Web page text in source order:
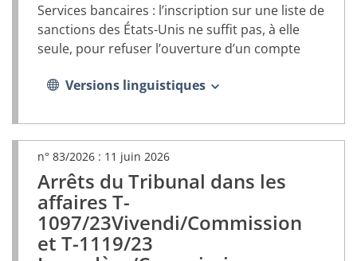
un
nouvel
onglet)
Services bancaires : l’inscription sur une liste de
sanctions des États-Unis ne suffit pas, à elle
seule, pour refuser l’ouverture d’un compte
Versions linguistiques
n° 83/2026 : 11 juin 2026
Arrêts du Tribunal dans les
affaires T-
1097/23Vivendi/Commission
et T-1119/23
(document
PDF,
s’ouvrira
dans
un
nouvel